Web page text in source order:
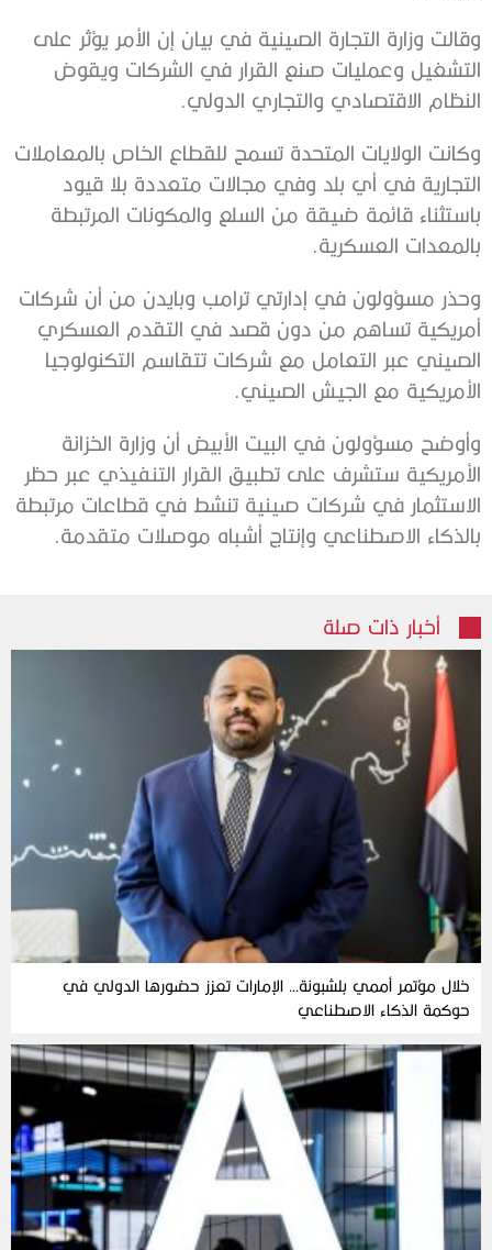
وقالت وزارة التجارة الصينية في بيان إن الأمر يؤثر على
التشغيل وعمليات صنع القرار في الشركات ويقوض
النظام الاقتصادي والتجاري الدولي.
وكانت الولايات المتحدة تسمح للقطاع الخاص بالمعاملات
التجارية في أي بلد وفي مجالات متعددة بلا قيود
باستثناء قائمة ضيقة من السلع والمكونات المرتبطة
بالمعدات العسكرية.
وحذر مسؤولون في إدارتي ترامب وبايدن من أن شركات
أمريكية تساهم من دون قصد في التقدم العسكري
الصيني عبر التعامل مع شركات تتقاسم التكنولوجيا
الأمريكية مع الجيش الصيني.
وأوضح مسؤولون في البيت الأبيض أن وزارة الخزانة
الأمريكية ستشرف على تطبيق القرار التنفيذي عبر حظر
الاستثمار في شركات صينية تنشط في قطاعات مرتبطة
بالذكاء الاصطناعي وإنتاج أشباه موصلات متقدمة.
أخبار ذات صلة
خلال مؤتمر أممي بلشبونة… الإمارات تعزز حضورها الدولي في
حوكمة الذكاء الاصطناعي